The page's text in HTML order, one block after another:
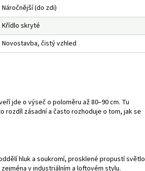
Náročnější (do zdi)
Křídlo skryté
Novostavba, čistý vzhled
jde o výseč o poloměru až 80–90 cm. Tu
rozdíl zásadní a často rozhoduje o tom, jak se
hluk a soukromí, prosklené propustí světlo
v industriálním a loftovém stylu.